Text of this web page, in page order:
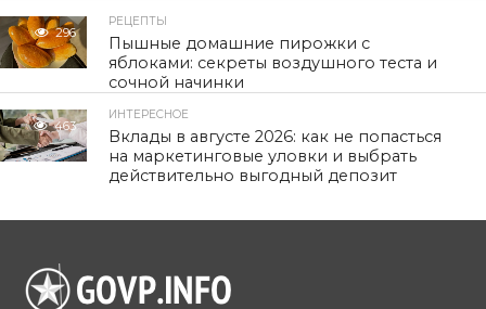
296
РЕЦЕПТЫ
Пышные домашние пирожки с
яблоками: секреты воздушного теста и
сочной начинки
463
ИНТЕРЕСНОЕ
Вклады в августе 2026: как не попасться
на маркетинговые уловки и выбрать
действительно выгодный депозит